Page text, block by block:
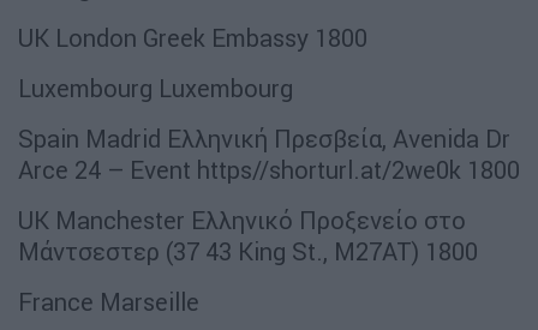
UK London Greek Embassy 1800
Luxembourg Luxembourg
Spain Madrid Ελληνική Πρεσβεία, Avenida Dr
Arce 24 – Event https//shorturl.at/2we0k 1800
UK Manchester Ελληνικό Προξενείο στο
Μάντσεστερ (37 43 King St., M27AT) 1800
France Marseille